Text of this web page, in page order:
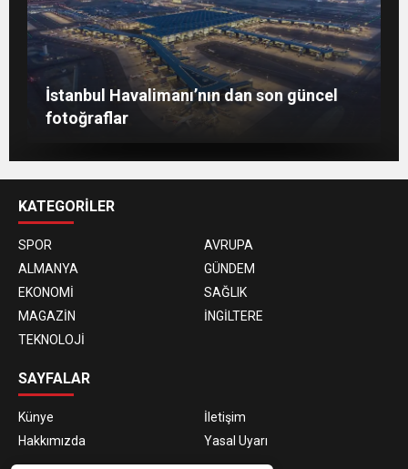
Berlin’de 8 Mart Dünya Kadınlar Günü
gösterisi
İstanbul Havalimanı’nın dan son güncel
fotoğraflar
KATEGORİLER
SPOR
AVRUPA
ALMANYA
GÜNDEM
EKONOMİ
SAĞLIK
MAGAZİN
İNGİLTERE
TEKNOLOJİ
SAYFALAR
Künye
İletişim
Hakkımızda
Yasal Uyarı